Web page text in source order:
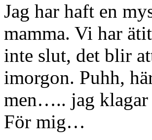
Jag har haft en
mamma. Vi har
inte slut, det blir
imorgon. Puhh,
men….. jag klagar
För mig…